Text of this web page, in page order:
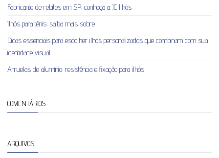
Fabricante de rebites em SP: conheça a JC Ilhós
Ilhós para tênis: saiba mais sobre
Dicas essenciais para escolher ilhós personalizados que combinam com sua
identidade visual
Arruelas de alumínio: resistência e fixação para ilhós
COMENTÁRIOS
ARQUIVOS